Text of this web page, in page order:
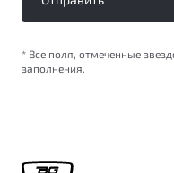
* Все поля, отмеченные
заполнения.